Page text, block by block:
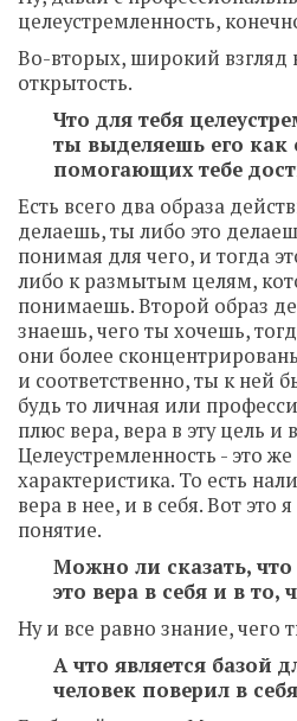
целеустремленность,
Во-вторых, широкий взгляд
открытость.
Что для тебя
ты выделяешь его как
помогающих тебе
Есть всего два образа
делаешь, ты либо это
понимая для чего, и тогда
либо к размытым целям,
понимаешь. Второй образ
знаешь, чего ты хочешь,
они более
и соответственно, ты к ней
будь то личная или
плюс вера, вера в эту цель и
Целеустремленность - это
характеристика. То есть
вера в нее, и в себя. Вот это
понятие.
Можно ли сказать, что
это вера в себя и в то,
Ну и все равно знание, чего
А что является базой
человек поверил в